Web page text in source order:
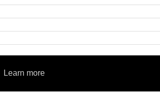
Learn more